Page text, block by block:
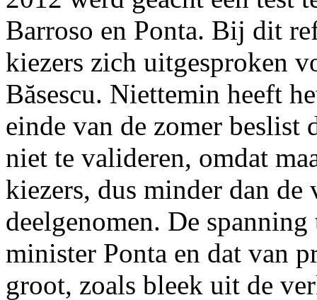
Barroso en Ponta. Bij dit
kiezers zich uitgesproken
Băsescu. Niettemin heeft
einde van de zomer beslist
niet te valideren, omdat
kiezers, dus minder dan de
deelgenomen. De
minister Ponta en dat van
groot, zoals bleek uit de